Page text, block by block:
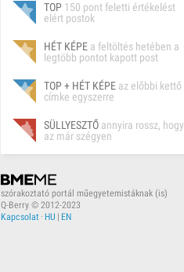
TOP 150 pont feletti értékelést
elért postok
HÉT KÉPE a feltöltés hetében a
legtöbb pontot kapott post
TOP + HÉT KÉPE az előbbi kettő
címke egyszerre
SÜLLYESZTŐ annyira rossz, hogy
az már szégyen
szórakoztató portál műegyetemistáknak (is)
Q-Berry © 2012-2023
Kapcsolat · HU | EN